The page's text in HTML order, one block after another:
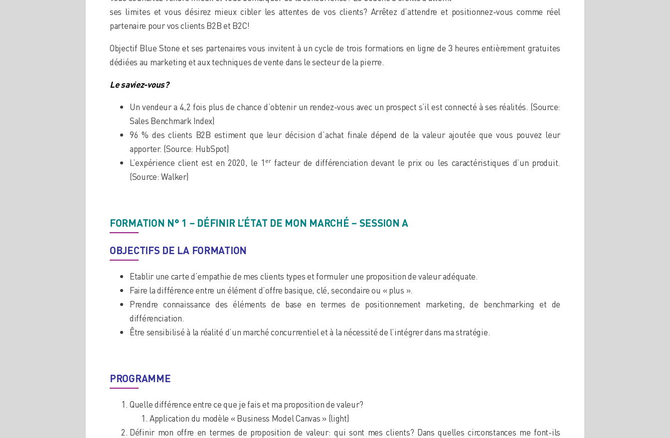
ses limites et vous désirez mieux cibler les attentes de vos clients? Arrêtez d’attendre et positionnez-vous comme réel
partenaire pour vos clients B2B et B2C!
Objectif Blue Stone et ses partenaires vous invitent à un cycle de trois formations en ligne de 3 heures entièrement gratuites
dédiées au marketing et aux techniques de vente dans le secteur de la pierre.
Le saviez-vous?
Un vendeur a 4,2 fois plus de chance d’obtenir un rendez-vous avec un prospect s’il est connecté à ses réalités. (Source:
Sales Benchmark Index)
96 % des clients B2B estiment que leur décision d’achat finale dépend de la valeur ajoutée que vous pouvez leur
apporter. (Source: HubSpot)
L’expérience client est en 2020, le 1 erfacteur de différenciation devant le prix ou les caractéristiques d’un produit.
(Source: Walker)
FORMATION N° 1 – DÉFINIR L’ÉTAT DE MON MARCHÉ – SESSION A
OBJECTIFS DE LA FORMATION
Etablir une carte d’empathie de mes clients types et formuler une proposition de valeur adéquate.
Faire la différence entre un élément d’offre basique, clé, secondaire ou « plus ».
Prendre connaissance des éléments de base en termes de positionnement marketing, de benchmarking et de
différenciation.
Être sensibilisé à la réalité d’un marché concurrentiel et à la nécessité de l’intégrer dans ma stratégie.
PROGRAMME
Quelle différence entre ce que je fais et ma proposition de valeur?
Application du modèle « Business Model Canvas » (light)
Définir mon offre en termes de proposition de valeur: qui sont mes clients? Dans quelles circonstances me font-ils